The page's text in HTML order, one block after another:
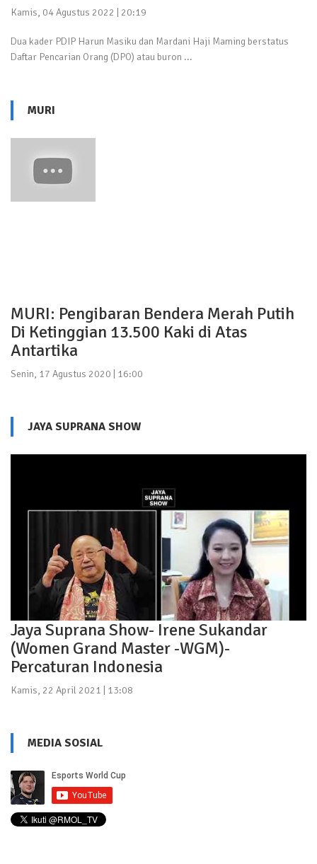
Kamis, 04 Agustus 2022 | 20:19
Dua kader PDIP Harun Masiku dan Mardani Haji Maming berstatus
Daftar Pencarian Orang (DPO) atau buron ...
MURI
MURI: Pengibaran Bendera Merah Putih
Di Ketinggian 13.500 Kaki di Atas
Antartika
Senin, 17 Agustus 2020 | 16:00
JAYA SUPRANA SHOW
Jaya Suprana Show- Irene Sukandar
(Women Grand Master -WGM)-
Percaturan Indonesia
Kamis, 22 April 2021 | 13:08
MEDIA SOSIAL